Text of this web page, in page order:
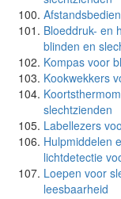
Bloeddruk- en
blinden en
Kompas voor
Kookwekkers
slechtzienden
Labellezers
Hulpmiddelen
lichtdetectie
Loepen voor
leesbaarheid